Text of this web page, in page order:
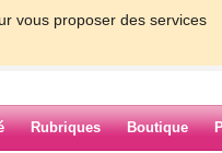
vous proposer des services
Rubriques Boutique